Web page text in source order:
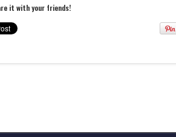
it with your friends!